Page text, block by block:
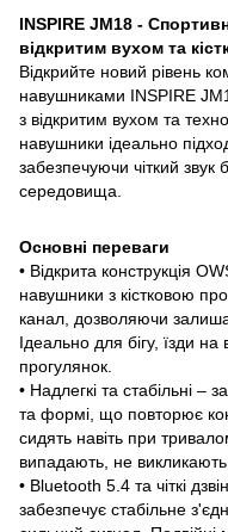
INSPIRE JM18 -
відкритим вухом та
Відкрийте новий рівень
навушниками INSPIRE
з відкритим вухом та
навушники ідеально
забезпечуючи чіткий звук
середовища.
Основні переваги
• Відкрита конструкція
навушники з кістковою
канал, дозволяючи
Ідеально для бігу, їзди
прогулянок.
• Надлегкі та стабільні –
та формі, що повторює
сидять навіть при
випадають, не викликають
• Bluetooth 5.4 та чіткі
забезпечує стабільне